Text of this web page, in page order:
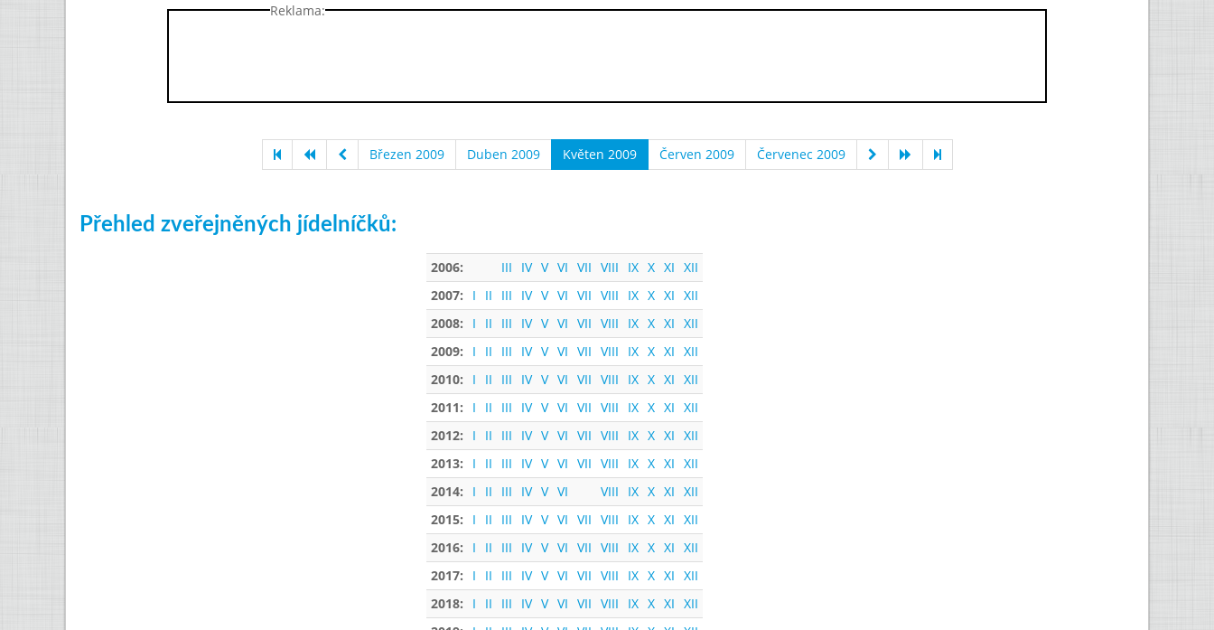
Reklama:
Březen 2009 Duben 2009 Květen 2009 Červen 2009 Červenec 2009
Přehled zveřejněných jídelníčků:
2006: III IV V VI VII VIII IX X XI XII
2007:
I II III IV V VI VII VIII IX X XI XII
2008:
I II III IV V VI VII VIII IX X XI XII
2009:
I II III IV V VI VII VIII IX X XI XII
2010:
I II III IV V VI VII VIII IX X XI XII
2011:
I II III IV V VI VII VIII IX X XI XII
2012:
I II III IV V VI VII VIII IX X XI XII
2013:
I II III IV V VI VII VIII IX X XI XII
2014:
I II III IV V VI VIII IX X XI XII
2015:
I II III IV V VI VII VIII IX X XI XII
2016:
I II III IV V VI VII VIII IX X XI XII
2017:
I II III IV V VI VII VIII IX X XI XII
2018:
I II III IV V VI VII VIII IX X XI XII